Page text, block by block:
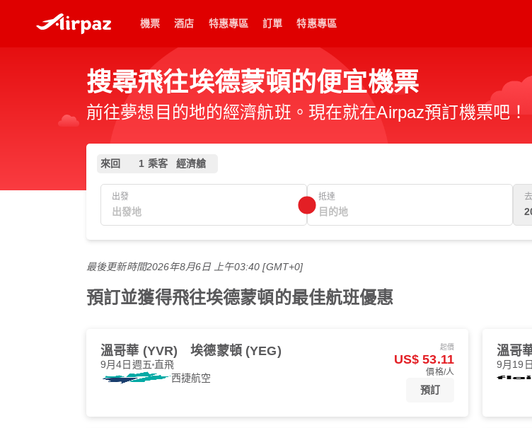
機票 酒店 特惠專區 訂單 特惠專區
搜尋飛往埃德蒙頓的便宜機票
前往夢想目的地的經濟航班。現在就在Airpaz預訂機票吧！
來回 1 乘客 經濟艙
出發 抵達
最後更新時間2026年8月6日 上午03:40 [GMT+0]
預訂並獲得飛往埃德蒙頓的最佳航班優惠
溫哥華 (YVR) 埃德蒙頓 (YEG)
9月4日週五 直飛
西捷航空
起價
US$ 53.11
價格/人
預訂
溫哥
9月19